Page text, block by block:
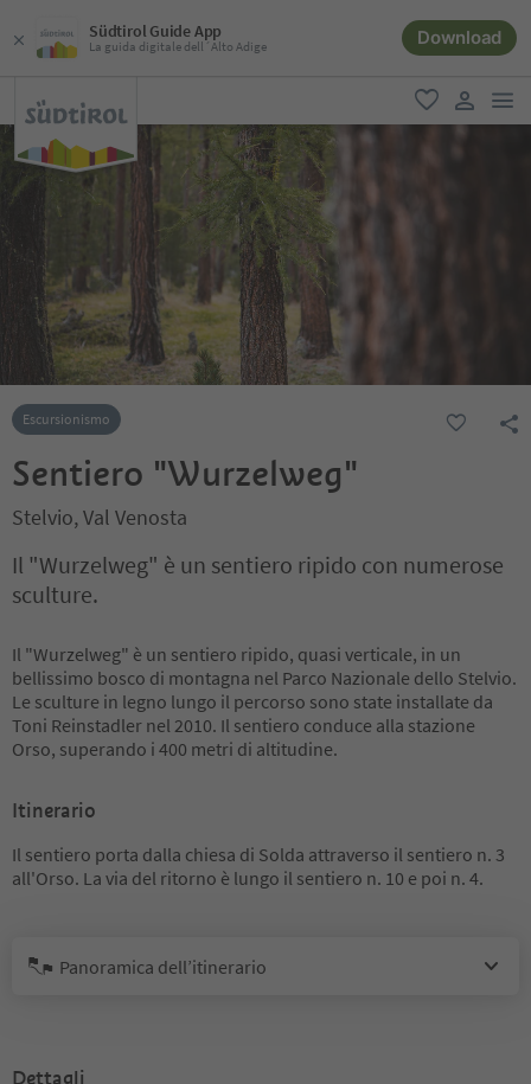
Südtirol Guide App
La guida digitale dell´Alto Adige Download
favoriti
user link
Escursionismo
Sentiero "Wurzelweg"
Stelvio, Val Venosta
Il "Wurzelweg" è un sentiero ripido con numerose
sculture.
Il "Wurzelweg" è un sentiero ripido, quasi verticale, in un
bellissimo bosco di montagna nel Parco Nazionale dello Stelvio.
Le sculture in legno lungo il percorso sono state installate da
Toni Reinstadler nel 2010. Il sentiero conduce alla stazione
Orso, superando i 400 metri di altitudine.
Itinerario
Il sentiero porta dalla chiesa di Solda attraverso il sentiero n. 3
all'Orso. La via del ritorno è lungo il sentiero n. 10 e poi n. 4.
Panoramica dell’itinerario
Dettagli